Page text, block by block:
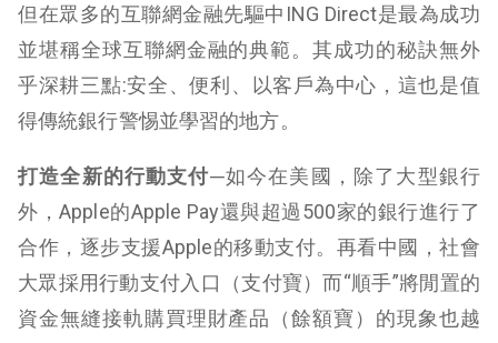
但在眾多的互聯網金融先驅中ING Direct是最為成功
並堪稱全球互聯網金融的典範。其成功的秘訣無外
乎深耕三點:安全、便利、以客戶為中心，這也是值
得傳統銀行警惕並學習的地方。
打造全新的行動支付─如今在美國，除了大型銀行
外，Apple的Apple Pay還與超過500家的銀行進行了
合作，逐步支援Apple的移動支付。再看中國，社會
大眾採用行動支付入口（支付寶）而“順手”將閒置的
資金無縫接軌購買理財產品（餘額寶）的現象也越